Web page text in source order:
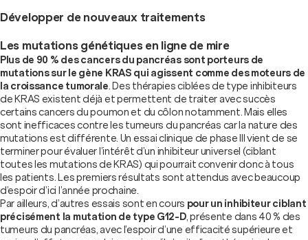
Développer de nouveaux traitements
Les mutations génétiques en ligne de mire
Plus de 90 % des cancers du pancréas sont porteurs de
mutations sur le gène KRAS qui agissent comme des moteurs de
la croissance tumorale. Des thérapies ciblées de type inhibiteurs
de KRAS existent déjà et permettent de traiter avec succès
certains cancers du poumon et du côlon notamment. Mais elles
sont inefficaces contre les tumeurs du pancréas car la nature des
mutations est différente. Un essai clinique de phase III vient de se
terminer pour évaluer l’intérêt d’un inhibiteur universel (ciblant
toutes les mutations de KRAS) qui pourrait convenir donc à tous
les patients. Les premiers résultats sont attendus avec beaucoup
d’espoir d’ici l’année prochaine.
Par ailleurs, d’autres essais sont en cours pour un inhibiteur ciblant
précisément la mutation de type G12-D, présente dans 40 % des
tumeurs du pancréas, avec l’espoir d’une efficacité supérieure et